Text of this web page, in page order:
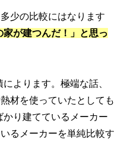
多少の比較にはなります
家が建つんだ！」と思っ
よります。極端な話、
材を使っていたとしても
り建てているメーカー
るメーカーを単純比較す